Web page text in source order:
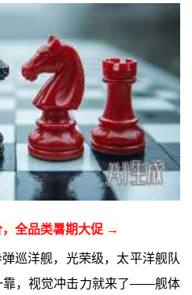
全品类暑期大促 →
弹巡洋舰，光荣级，太平洋舰队
靠，视觉冲击力就来了——舰体